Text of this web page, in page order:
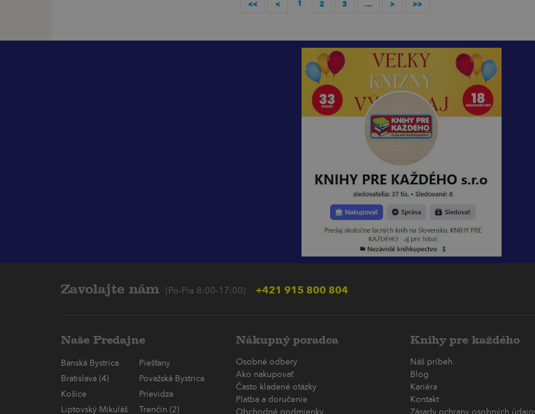
<< < 1 2 3 ... > >>
Zavolajte nám (Po-Pia 8:00-17:00) +421 915 800 804
Naše Predajne
Banská Bystrica
Piešťany
Bratislava (4)
Považská Bystrica
Košice
Prievidza
Liptovský Mikuláš
Trenčín (2)
Nákupný poradca
Osobné odbery
Ako nakupovať
Často kladené otázky
Platba a doručenie
Obchodné podmienky
Knihy pre každého
Náš príbeh
Blog
Kariéra
Kontakt
Zásady ochrany osobných